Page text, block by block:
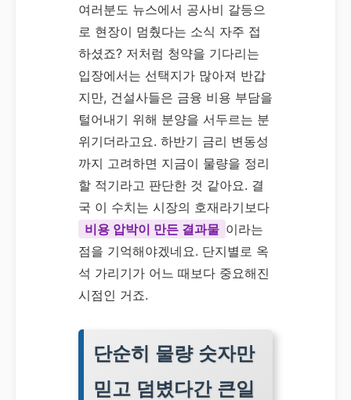
여러분도 뉴스에서 공사비 갈등으
로 현장이 멈췄다는 소식 자주 접
하셨죠? 저처럼 청약을 기다리는
입장에서는 선택지가 많아져 반갑
지만, 건설사들은 금융 비용 부담을
털어내기 위해 분양을 서두르는 분
위기더라고요. 하반기 금리 변동성
까지 고려하면 지금이 물량을 정리
할 적기라고 판단한 것 같아요. 결
국 이 수치는 시장의 호재라기보다
비용 압박이 만든 결과물 이라는
점을 기억해야겠네요. 단지별로 옥
석 가리기가 어느 때보다 중요해진
시점인 거죠.
단순히 물량 숫자만
믿고 덤볐다간 큰일